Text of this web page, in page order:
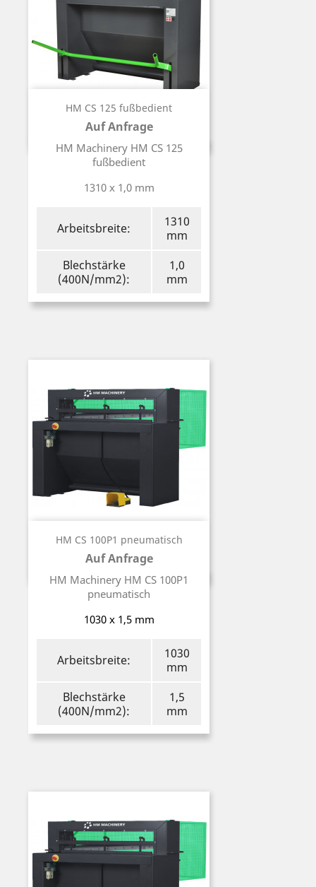
HM CS 125 fußbedient
Auf Anfrage
HM Machinery HM CS 125
fußbedient
1310 x 1,0 mm
Arbeitsbreite:
1310
mm
Blechstärke
(400N/mm2):
1,0
mm
HM CS 100P1 pneumatisch
Auf Anfrage
HM Machinery HM CS 100P1
pneumatisch
1030 x 1,5 mm
Arbeitsbreite:
1030
mm
Blechstärke
(400N/mm2):
1,5
mm